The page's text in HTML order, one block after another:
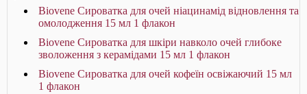
Biovene Сироватка для очей ніацинамід відновлення та
омолодження 15 мл 1 флакон
Biovene Сироватка для шкіри навколо очей глибоке
зволоження з керамідами 15 мл 1 флакон
Biovene Сироватка для очей кофеїн освіжаючий 15 мл
1 флакон